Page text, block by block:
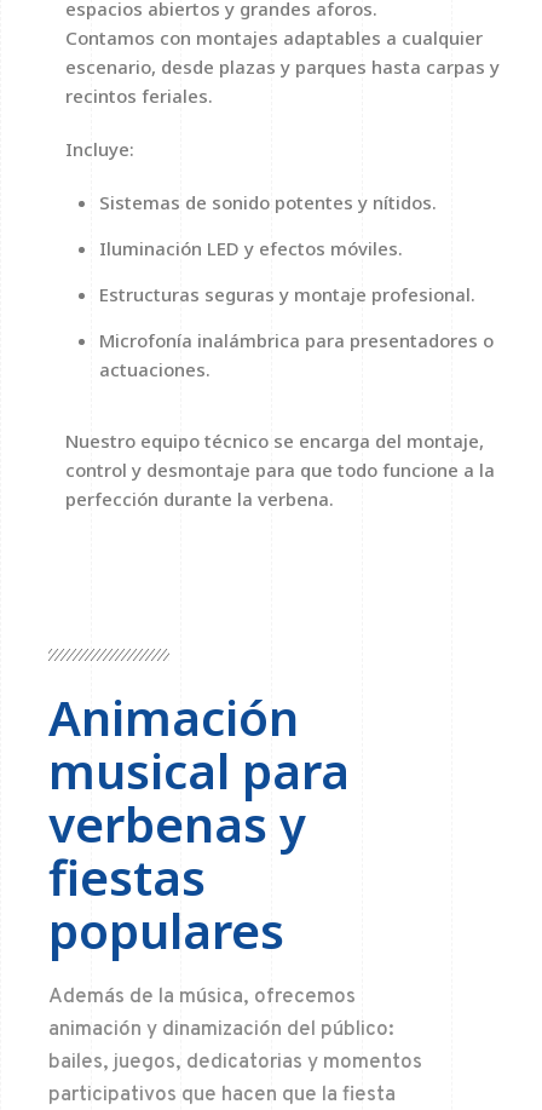
espacios abiertos y grandes aforos.
Contamos con montajes adaptables a cualquier
escenario, desde plazas y parques hasta carpas y
recintos feriales.
Incluye:
Sistemas de sonido potentes y nítidos.
Iluminación LED y efectos móviles.
Estructuras seguras y montaje profesional.
Microfonía inalámbrica para presentadores o
actuaciones.
Nuestro equipo técnico se encarga del montaje,
control y desmontaje para que todo funcione a la
perfección durante la verbena.
Animación
musical para
verbenas y
fiestas
populares
Además de la música, ofrecemos
animación y dinamización del público:
bailes, juegos, dedicatorias y momentos
participativos que hacen que la fiesta